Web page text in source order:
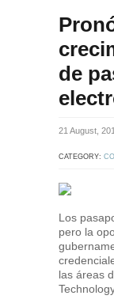
de
21 August,
CATEGORY:
Los
pero la
las áreas